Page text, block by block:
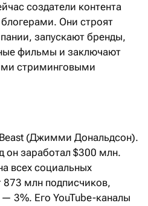
создатели контента
Они строят
запускают бренды,
фильмы и заключают
стриминговыми
(Джимми Дональдсон).
он заработал $300 млн.
всех социальных
873 млн подписчиков,
3%. Его YouTube-каналы